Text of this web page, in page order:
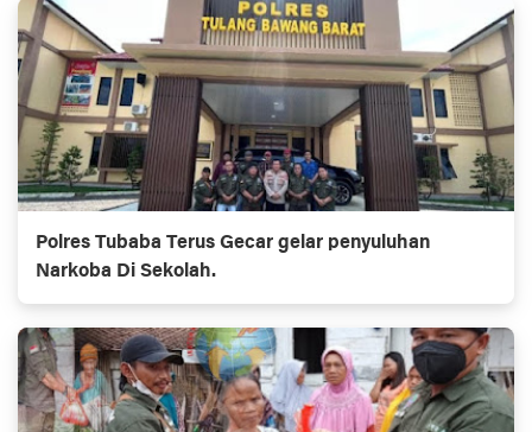
Polres Tubaba Terus Gecar gelar penyuluhan
Narkoba Di Sekolah.